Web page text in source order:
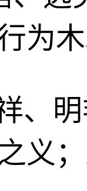
为木
、
义